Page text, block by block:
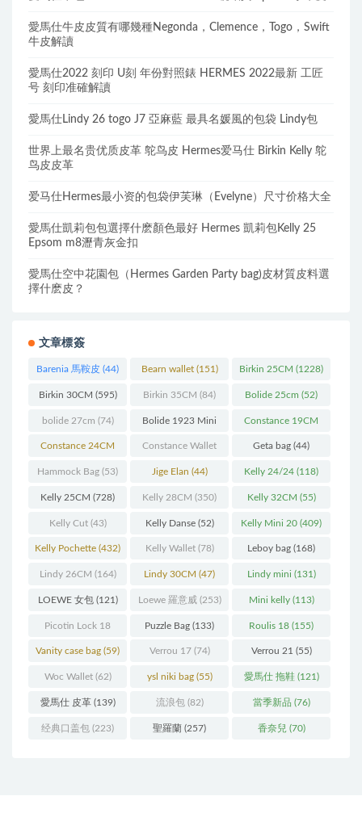
愛馬仕牛皮皮質有哪幾種Negonda，Clemence，Togo，Swift
牛皮解讀
愛馬仕2022 刻印 U刻 年份對照錶 HERMES 2022最新 工匠
号 刻印准確解讀
愛馬仕Lindy 26 togo J7 亞麻藍 最具名媛風的包袋 Lindy包
世界上最名贵优质皮革 鸵鸟皮 Hermes爱马仕 Birkin Kelly 鸵
鸟皮皮革
爱马仕Hermes最小资的包袋伊芙琳（Evelyne）尺寸价格大全
愛馬仕凱莉包包選擇什麽顏色最好 Hermes 凱莉包Kelly 25
Epsom m8瀝青灰金扣
愛馬仕空中花園包（Hermes Garden Party bag)皮材質皮料選
擇什麽皮？
文章標簽
Barenia 馬鞍皮 (44) Bearn wallet(151) Birkin 25CM (1228)
Birkin 30CM (595) Birkin 35CM (84) Bolide 25cm (52)
bolide 27cm (74) Bolide 1923 Mini
(93)
Constance 19CM
(571)
Constance 24CM
(216)
Constance Wallet
(60)
Geta bag (44)
Hammock Bag (53) Jige Elan (44) Kelly 24/24 (118)
Kelly 25CM (728) Kelly 28CM (350) Kelly 32CM (55)
Kelly Cut(43) Kelly Danse(52) Kelly Mini 20 (409)
Kelly Pochette (432) Kelly Wallet(78) Leboy bag (168)
Lindy 26CM (164) Lindy 30CM (47) Lindy mini (131)
LOEWE 女包(121) Loewe 羅意威(253) Mini kelly(113)
Picotin Lock 18
(202)
Puzzle Bag (133) Roulis 18 (155)
Vanity case bag (59) Verrou 17(74) Verrou 21 (55)
Woc Wallet(62) ysl niki bag(55) 愛馬仕 拖鞋(121)
愛馬仕 皮革(139) 流浪包(82) 當季新品 (76)
经典口盖包 (223) 聖羅蘭 (257) 香奈兒 (70)